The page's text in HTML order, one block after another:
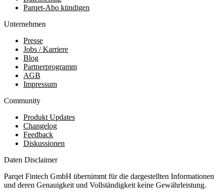
Parqet-Abo kündigen
Unternehmen
Presse
Jobs / Karriere
Blog
Partnerprogramm
AGB
Impressum
Community
Produkt Updates
Changelog
Feedback
Diskussionen
Daten Disclaimer
Parqet Fintech GmbH übernimmt für die dargestellten Informationen
und deren Genauigkeit und Vollständigkeit keine Gewährleistung.